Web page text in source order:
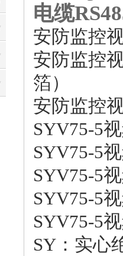
电缆
安防监控
安防监控
箔）
安防监控
SYV75-5
SYV75-5
SYV75-5
SYV75-5
SYV75-5
SY：实心